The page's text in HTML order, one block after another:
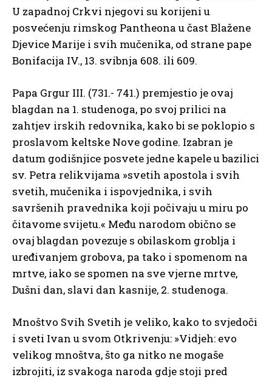
U zapadnoj Crkvi njegovi su korijeni u
posvećenju rimskog Pantheona u čast Blažene
Djevice Marije i svih mučenika, od strane pape
Bonifacija IV., 13. svibnja 608. ili 609.
Papa Grgur III. (731.- 741.) premjestio je ovaj
blagdan na 1. studenoga, po svoj prilici na
zahtjev irskih redovnika, kako bi se poklopio s
proslavom keltske Nove godine. Izabran je
datum godišnjice posvete jedne kapele u bazilici
sv. Petra relikvijama »svetih apostola i svih
svetih, mučenika i ispovjednika, i svih
savršenih pravednika koji počivaju u miru po
čitavome svijetu.« Među narodom obično se
ovaj blagdan povezuje s obilaskom groblja i
uređivanjem grobova, pa tako i spomenom na
mrtve, iako se spomen na sve vjerne mrtve,
Dušni dan, slavi dan kasnije, 2. studenoga.
Mnoštvo Svih Svetih je veliko, kako to svjedoči
i sveti Ivan u svom Otkrivenju: »Vidjeh: evo
velikog mnoštva, što ga nitko ne mogaše
izbrojiti, iz svakoga naroda gdje stoji pred